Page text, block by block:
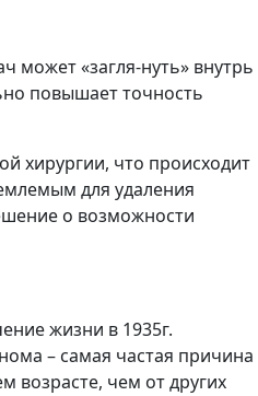
может «загля-нуть» внутрь
повышает точность
хирургии, что происходит
для удаления
о возможности
жизни в 1935г.
– самая частая причина
возрасте, чем от других